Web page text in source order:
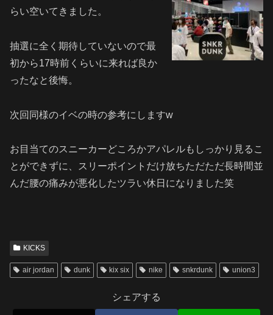
らい空いてきました。
抽選に全く期待していないので最
初から17時前くらいに来れば良か
ったなと後悔。
次回同様のイベの時の参考にしますw
お目当てのスニーカーどころかアパレルもしっかり見るこ
とができずに、スリーポイントだけ放ちただただ長時間並
んだ腰の痛みが悪化したツラい休日になりました笑
KICKS
air jordan dunk kix six nike snkrdunk union3
シェアする